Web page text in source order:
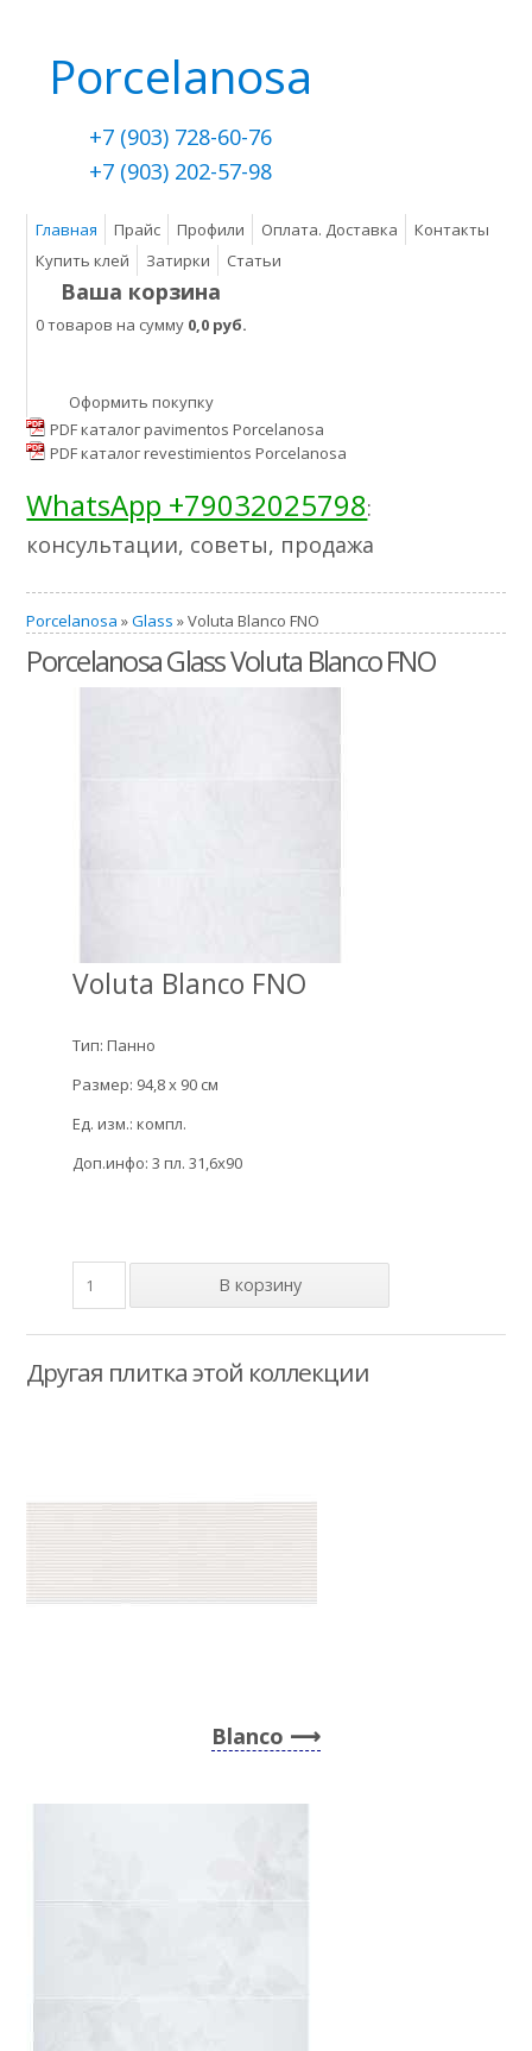
Porcelanosa
+7 (903) 728-60-76
+7 (903) 202-57-98
Главная Прайс Профили Оплата. Доставка
Контакты
Купить клей
Затирки Статьи
Ваша корзина
0 товаров на сумму 0,0 руб.
Оформить покупку
PDF каталог pavimentos Porcelanosa
PDF каталог revestimientos Porcelanosa
WhatsApp +79032025798:
консультации, советы, продажа
Porcelanosa »Glass » Voluta Blanco FNO
Porcelanosa Glass Voluta Blanco FNO
Voluta Blanco FNO
Тип: Панно
Размер: 94,8 x 90 см
Ед. изм.: компл.
Доп.инфо: 3 пл. 31,6x90
Другая плитка этой коллекции
Blanco